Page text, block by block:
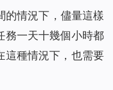
的情況下，儘量這樣
務一天十幾個小時都
這種情況下，也需要